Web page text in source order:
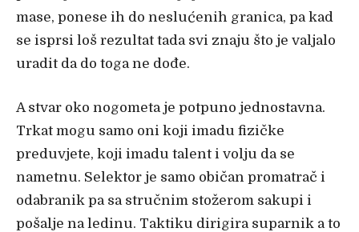
mase, ponese ih do neslućenih granica, pa kad
se isprsi loš rezultat tada svi znaju što je valjalo
uradit da do toga ne dođe.
A stvar oko nogometa je potpuno jednostavna.
Trkat mogu samo oni koji imadu fizičke
preduvjete, koji imadu talent i volju da se
nametnu. Selektor je samo običan promatrač i
odabranik pa sa stručnim stožerom sakupi i
pošalje na ledinu. Taktiku dirigira suparnik a to